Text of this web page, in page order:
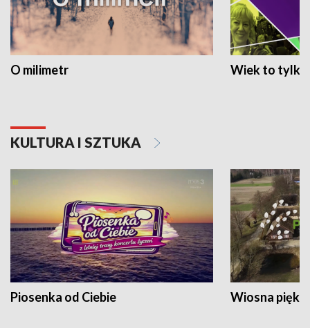
O milimetr Wiek to tylko
KULTURA I SZTUKA
Piosenka od Ciebie Wiosna